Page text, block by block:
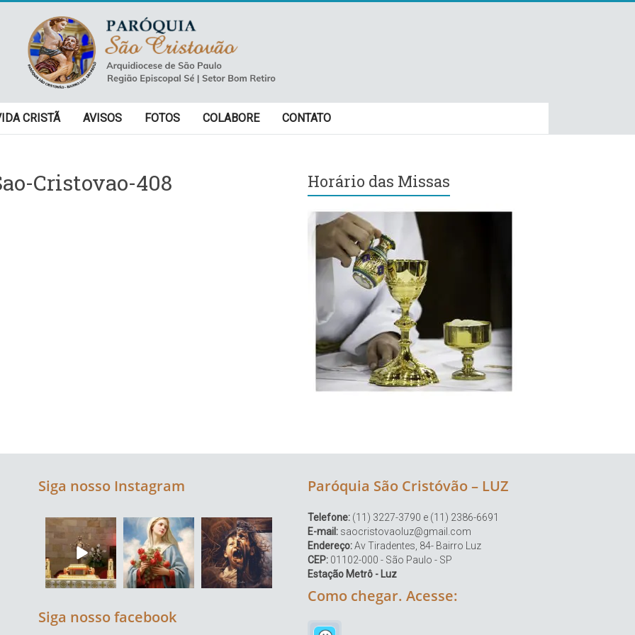
CRISTÃ AVISOS FOTOS COLABORE CONTATO
Cristovao-408 Horário das Missas
Siga nosso Instagram
Siga nosso facebook
Paróquia São Cristóvão – LUZ
Telefone: (11) 3227-3790 e (11) 2386-6691
E-mail: saocristovaoluz@gmail.com
Endereço:Av Tiradentes, 84- Bairro Luz
CEP: 01102-000 - São Paulo - SP
Estação Metrô - Luz
Como chegar. Acesse: